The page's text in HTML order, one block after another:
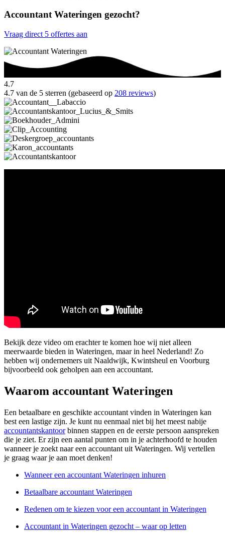
Accountant Wateringen gezocht?
Vraag direct 5 offertes aan
4.7
4.7 van de 5 sterren (gebaseerd op 208 reviews)
Bekijk deze video om erachter te komen hoe wij niet alleen
meerwaarde bieden in Wateringen, maar in heel Nederland! Zo
hebben wij ondernemers uit Naaldwijk, Kwintsheul en Voorburg
bijvoorbeeld ook geholpen aan een accountant.
Waarom accountant Wateringen
Een betaalbare en geschikte accountant vinden in Wateringen kan
best een lastige zijn. Je kunt nu eenmaal niet bij het meest nabije
accountantskantoorbinnen stappen en de eerste persoon aanspreken
die je ziet. Er zijn een aantal punten om in je achterhoofd te houden
wanneer je zoekt naar een accountant uit Wateringen. Wij vertellen
je graag waar je aan moet denken!
Wanneer een accountant Wateringen inhuren
Betaalbare accountant Wateringen
Redenen om te kiezen voor een accountant in Wateringen
Accountant in Wateringen gezocht – waar op letten